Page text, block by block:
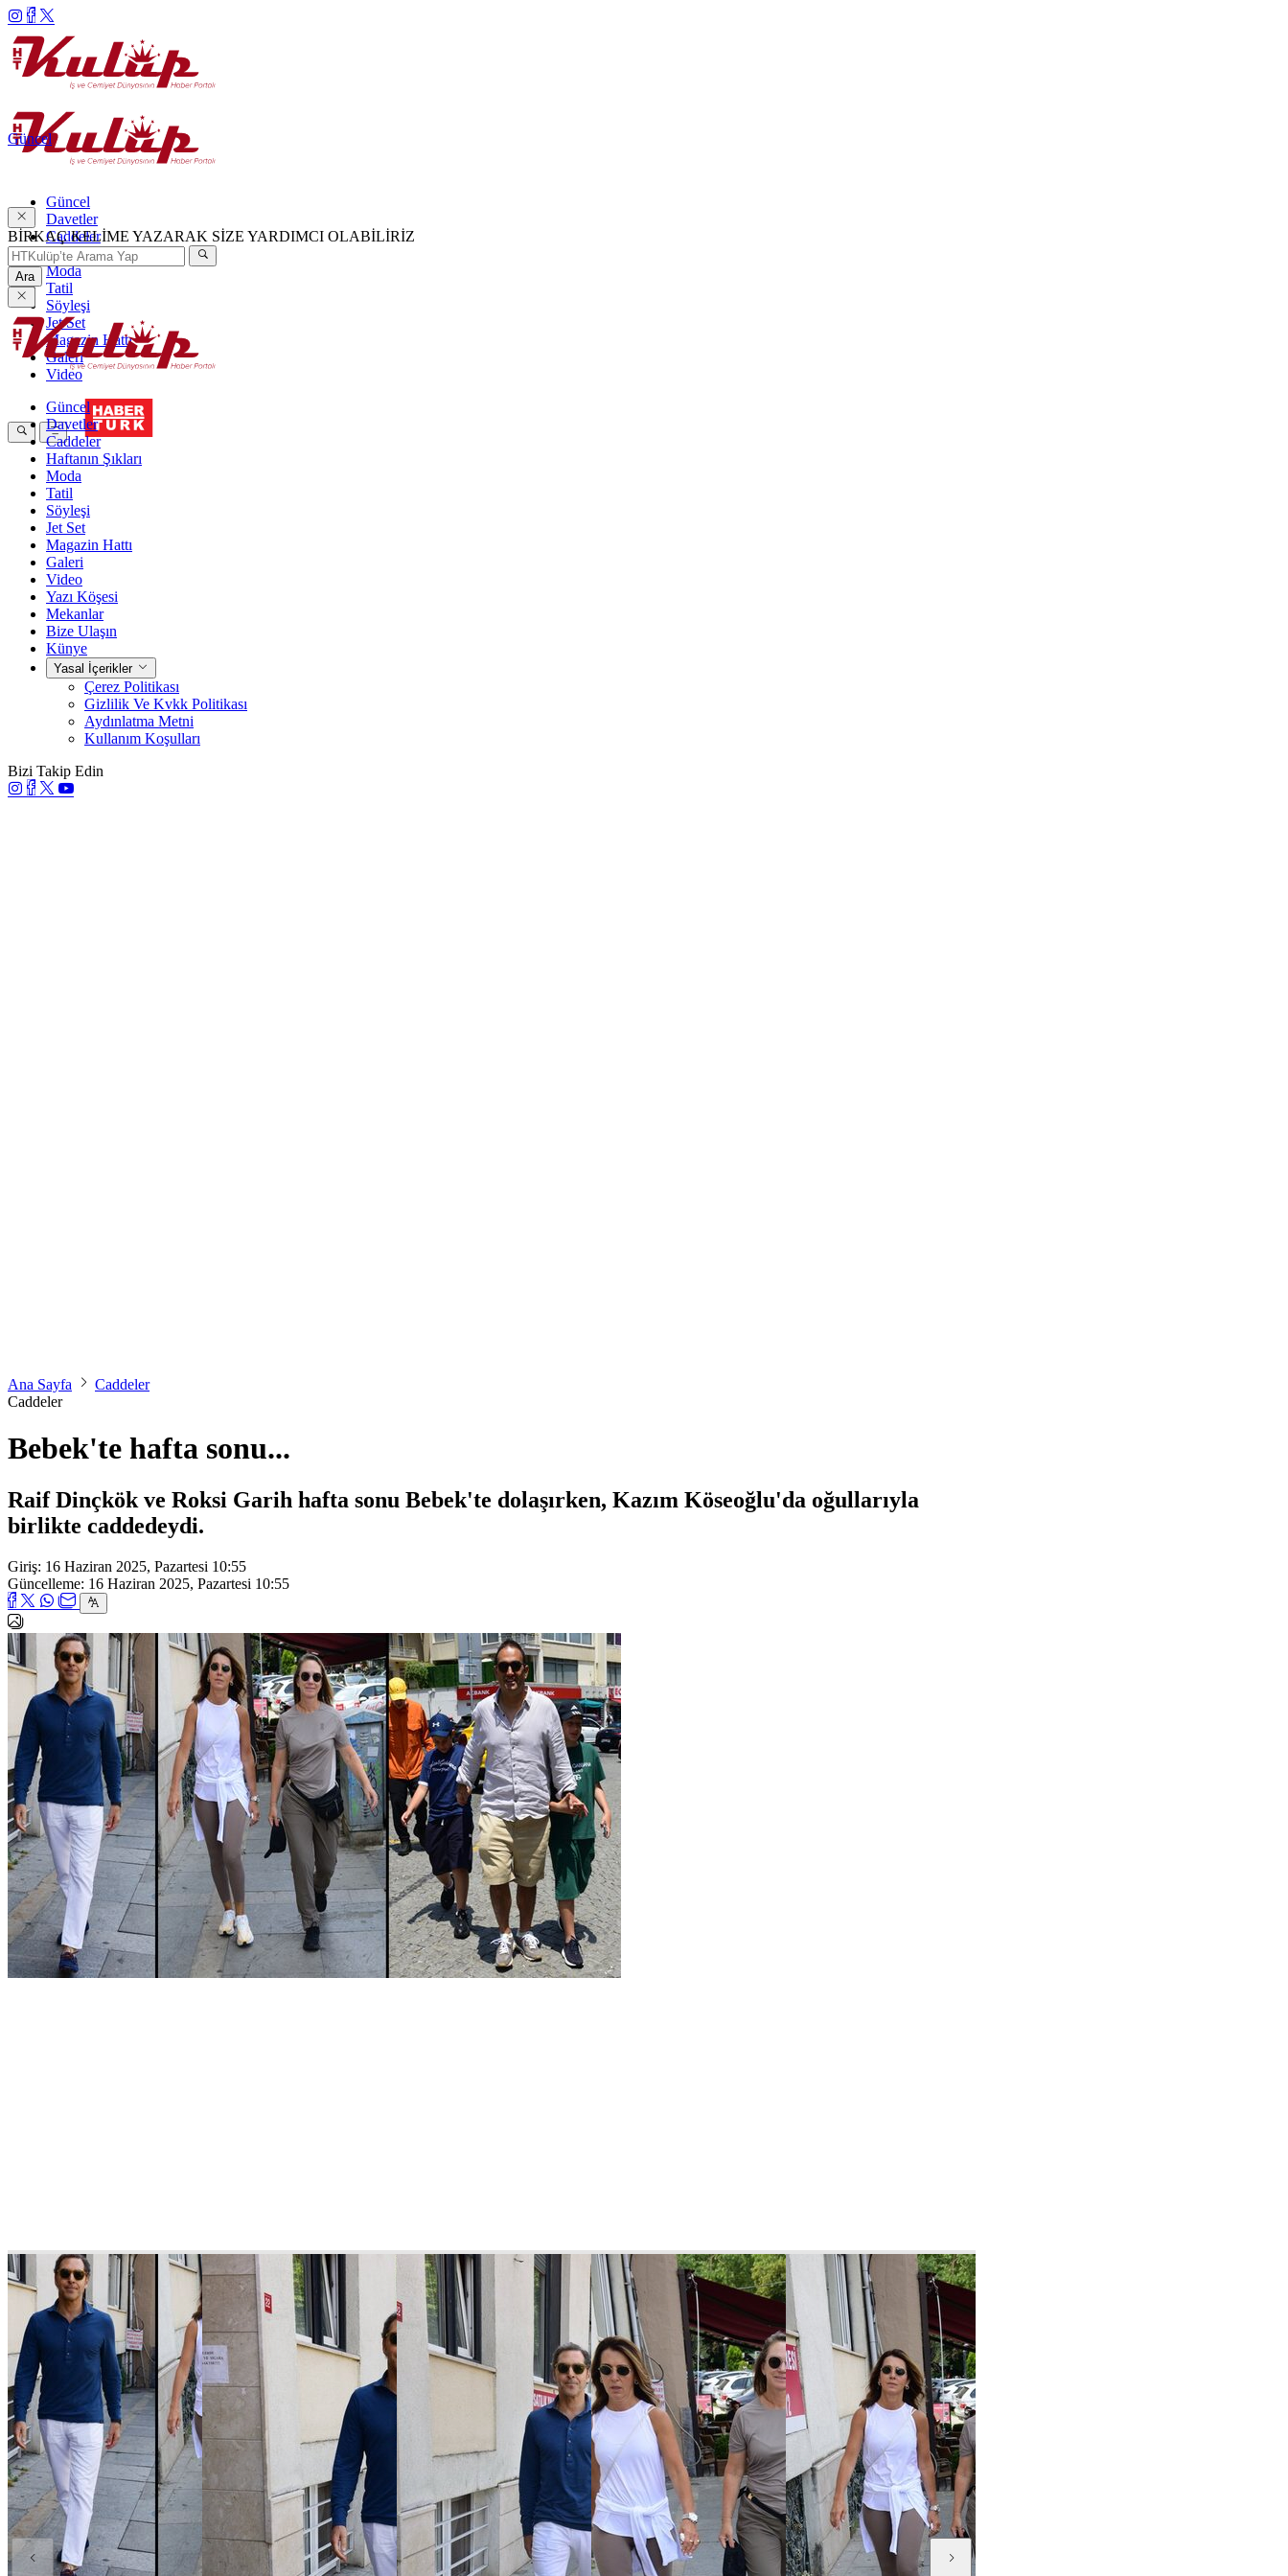
Güncel
Davetler
Caddeler
Haftanın Şıkları
Moda
Tatil
Söyleşi
Jet Set
Magazin Hattı
Galeri
Video
Güncel
BİRKAÇ KELİME YAZARAK SİZE YARDIMCI OLABİLİRİZ
Ara
Güncel
Davetler
Caddeler
Haftanın Şıkları
Moda
Tatil
Söyleşi
Jet Set
Magazin Hattı
Galeri
Video
Yazı Köşesi
Mekanlar
Bize Ulaşın
Künye
Yasal İçerikler
Çerez Politikası
Gizlilik Ve Kvkk Politikası
Aydınlatma Metni
Kullanım Koşulları
Bizi Takip Edin
Ana Sayfa
Caddeler
Caddeler
Bebek'te hafta sonu...
Raif Dinçkök ve Roksi Garih hafta sonu Bebek'te dolaşırken, Kazım Köseoğlu'da oğullarıyla
birlikte caddedeydi.
Giriş: 16 Haziran 2025, Pazartesi 10:55
Güncelleme: 16 Haziran 2025, Pazartesi 10:55